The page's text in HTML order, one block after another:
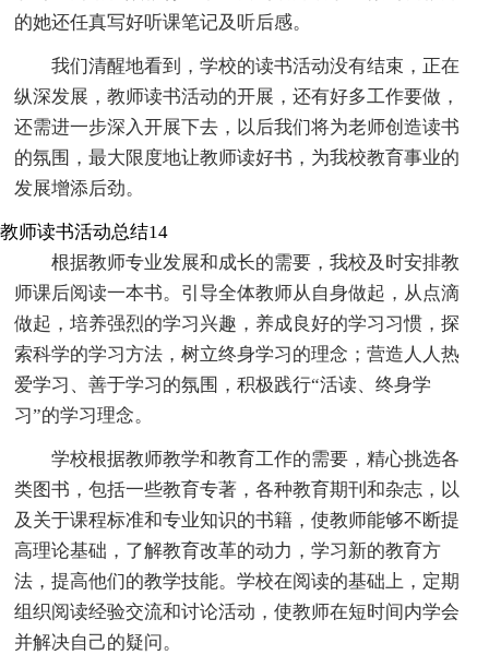
的她还任真写好听课笔记及听后感。
我们清醒地看到，学校的读书活动没有结束，正在
纵深发展，教师读书活动的开展，还有好多工作要做，
还需进一步深入开展下去，以后我们将为老师创造读书
的氛围，最大限度地让教师读好书，为我校教育事业的
发展增添后劲。
教师读书活动总结14
根据教师专业发展和成长的需要，我校及时安排教
师课后阅读一本书。引导全体教师从自身做起，从点滴
做起，培养强烈的学习兴趣，养成良好的学习习惯，探
索科学的学习方法，树立终身学习的理念；营造人人热
爱学习、善于学习的氛围，积极践行“活读、终身学
习”的学习理念。
学校根据教师教学和教育工作的需要，精心挑选各
类图书，包括一些教育专著，各种教育期刊和杂志，以
及关于课程标准和专业知识的书籍，使教师能够不断提
高理论基础，了解教育改革的动力，学习新的教育方
法，提高他们的教学技能。学校在阅读的基础上，定期
组织阅读经验交流和讨论活动，使教师在短时间内学会
并解决自己的疑问。